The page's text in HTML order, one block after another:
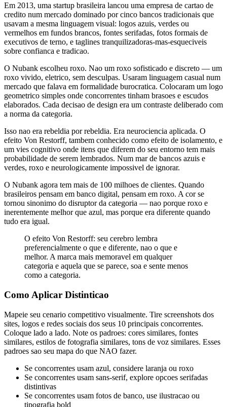
Em 2013, uma startup brasileira lancou uma empresa de cartao de
credito num mercado dominado por cinco bancos tradicionais que
usavam a mesma linguagem visual: logos azuis, verdes ou
vermelhos em fundos brancos, fontes serifadas, fotos formais de
executivos de terno, e taglines tranquilizadoras-mas-esqueciveis
sobre confianca e tradicao.
O Nubank escolheu roxo. Nao um roxo sofisticado e discreto — um
roxo vivido, eletrico, sem desculpas. Usaram linguagem casual num
mercado que falava em formalidade burocratica. Colocaram um logo
geometrico simples onde concorrentes tinham brasoes e escudos
elaborados. Cada decisao de design era um contraste deliberado com
a norma da categoria.
Isso nao era rebeldia por rebeldia. Era neurociencia aplicada. O
efeito Von Restorff, tambem conhecido como efeito de isolamento, e
um vies cognitivo onde itens que diferem do seu entorno tem mais
probabilidade de serem lembrados. Num mar de bancos azuis e
verdes, roxo e neurologicamente impossivel de ignorar.
O Nubank agora tem mais de 100 milhoes de clientes. Quando
brasileiros pensam em banco digital, pensam em roxo. A cor se
tornou sinonimo do disruptor da categoria — nao porque roxo e
inerentemente melhor que azul, mas porque era diferente quando
tudo era igual.
O efeito Von Restorff: seu cerebro lembra
preferencialmente o que e diferente, nao o que e
melhor. A marca mais memoravel em qualquer
categoria e aquela que se parece, soa e sente menos
como a categoria.
Como Aplicar Distinticao
Mapeie seu cenario competitivo visualmente. Tire screenshots dos
sites, logos e redes sociais dos seus 10 principais concorrentes.
Coloque lado a lado. Note os padroes: cores similares, fontes
similares, estilos de fotografia similares, tons de voz similares. Esses
padroes sao seu mapa do que NAO fazer.
Se concorrentes usam azul, considere laranja ou roxo
Se concorrentes usam sans-serif, explore opcoes serifadas
distintivas
Se concorrentes usam fotos de banco, use ilustracao ou
tipografia bold